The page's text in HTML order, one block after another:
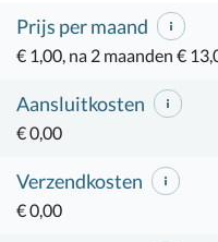
Prijs per maand
€ 1,00, na 2 maanden €
Aansluitkosten
€ 0,00
Verzendkosten
€ 0,00